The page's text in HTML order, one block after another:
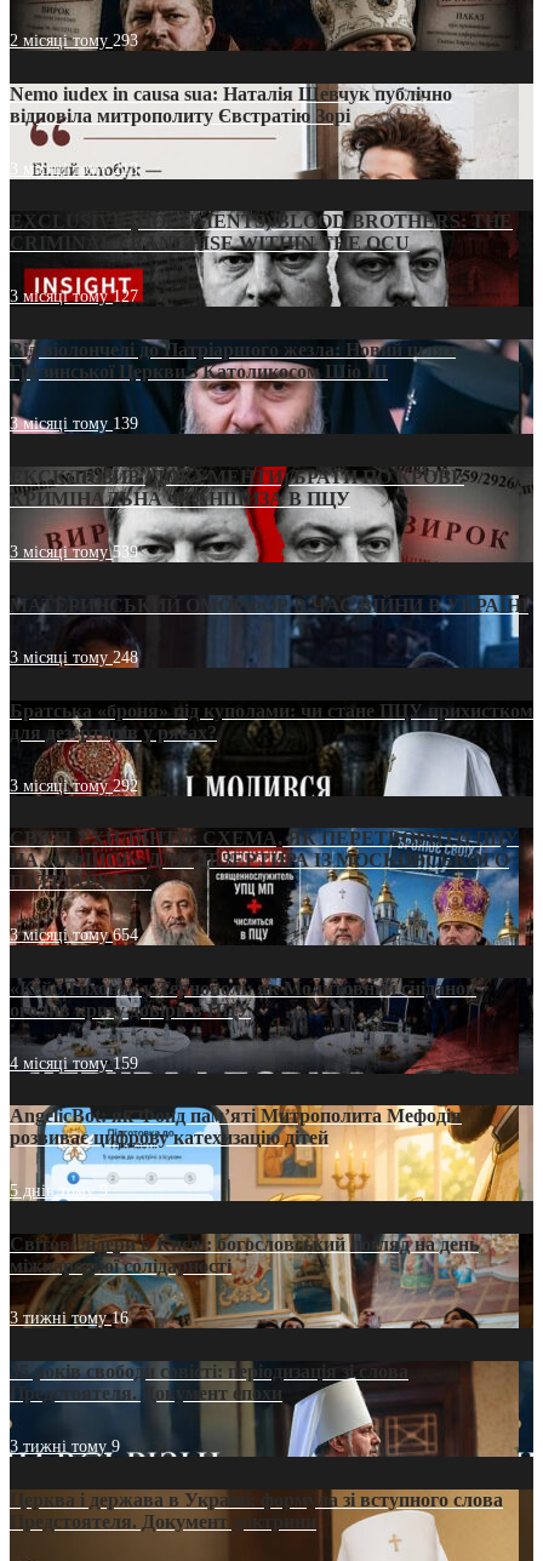
2 місяці тому 293
Nemo iudex in causa sua: Наталія Шевчук публічно
відповіла митрополиту Євстратію Зорі
3 місяці тому213
EXCLUSIVE (DOCUMENTS)/BLOOD BROTHERS: THE
CRIMINAL FRANCHISE WITHIN THE OCU
3 місяці тому127
Від віолончелі до Патріаршого жезла: Новий шлях
Грузинської Церкви з Католикосом Шіо III
3 місяці тому 139
ЕКСКЛЮЗИВ (ДОКУМЕНТИ)/БРАТИ ПО КРОВІ:
КРИМІНАЛЬНА ФРАНШИЗА В ПЦУ
3 місяці тому539
МАТЕРИНСЬКИЙ ОМОРФОР В ЧАС ВІЙНИ В УКРАЇНІ
3 місяці тому248
Братська «броня» під куполами: чи стане ПЦУ прихистком
для дезертирів у рясах?
3 місяці тому292
СВЯТІ УХИЛЯНТИ: СХЕМА, ЯК ПЕРЕТВОРИТИ ПЦУ
НА «ОФШОР» ДЛЯ ДЕЗЕРТИРА ІЗ МОСКОВСЬКОГО
ПАТРІАРХАТУ
3 місяці тому654
«Кейс Тихона» у Тернополі: як Молитовний сніданок
оголив кризу довіри в ПЦУ
4 місяці тому159
AngelicBot: як Фонд пам’яті Митрополита Мефодія
розвиває цифрову катехизацію дітей
5 днів тому9
Світові лідери в Києві: богословський погляд на день
міжнародної солідарності
3 тижні тому16
35 років свободи совісті: періодизація зі слова
Предстоятеля. Документ епохи
3 тижні тому 9
Церква і держава в Україні: формула зі вступного слова
Предстоятеля. Документ доктрини